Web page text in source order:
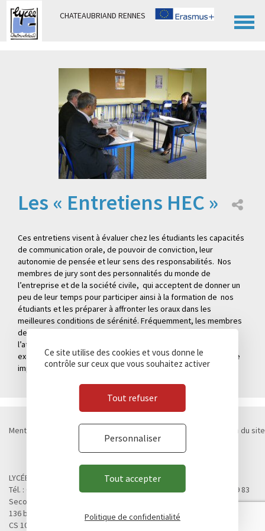
CHATEAUBRIAND RENNES
Les « Entretiens HEC »
Ces entretiens visent à évaluer chez les étudiants les capacités
de communication orale, de pouvoir de conviction, leur
autonomie de pensée et leur sens des responsabilités. Nos
membres de jury sont des personnalités du monde de
l’entreprise et de la société civile, qui acceptent de donner un
peu de leur temps pour participer ainsi à la formation de nos
étudiants et les préparer à affronter les oraux dans les
meilleures conditions de sérénité. Fréquemment, les membres
de nos jurys sont d’anciens élèves du Lycée, ce qui explique
l’atmosphère de confiance mutuelle qui règne durant cet
exercice, cependant marqué par une certaine solennité, étape
importante dans notre cursus de formation.
Mentions légales
Plan du site
Contact
Marchés publics
LYCÉE CHATEAUBRIAND
Tél. : 02 99 28 19 00 / Fax. : 02 99 28 19 05 / Vie scolaire : 02 99 28 19 83
Second cycle, Abibac, Classes préparatoires
136 boulevard de Vitré
CS 10637 - 35706 RENNES Cedex 7
Panneau de gestion des cookies
Ce site utilise des cookies et vous donne le
contrôle sur ceux que vous souhaitez activer
Tout accepter
Tout refuser
Personnaliser
Politique de confidentialité